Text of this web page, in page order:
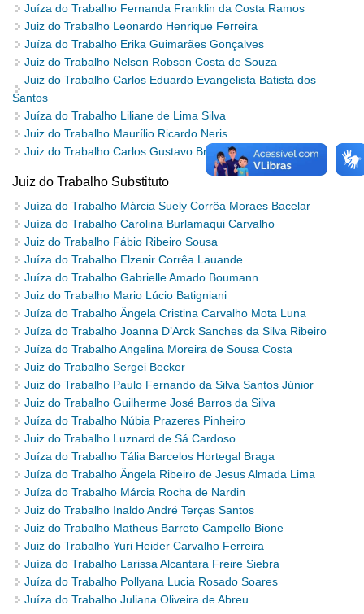
Juíza do Trabalho Fernanda Franklin da Costa Ramos
Juiz do Trabalho Leonardo Henrique Ferreira
Juíza do Trabalho Erika Guimarães Gonçalves
Juiz do Trabalho Nelson Robson Costa de Souza
Juiz do Trabalho Carlos Eduardo Evangelista Batista dos
Santos
Juíza do Trabalho Liliane de Lima Silva
Juiz do Trabalho Maurílio Ricardo Neris
Juiz do Trabalho Carlos Gustavo Brito Castro
Juiz do Trabalho Substituto
Juíza do Trabalho Márcia Suely Corrêa Moraes Bacelar
Juíza do Trabalho Carolina Burlamaqui Carvalho
Juiz do Trabalho Fábio Ribeiro Sousa
Juíza do Trabalho Elzenir Corrêa Lauande
Juíza do Trabalho Gabrielle Amado Boumann
Juiz do Trabalho Mario Lúcio Batigniani
Juíza do Trabalho Ângela Cristina Carvalho Mota Luna
Juíza do Trabalho Joanna D’Arck Sanches da Silva Ribeiro
Juíza do Trabalho Angelina Moreira de Sousa Costa
Juiz do Trabalho Sergei Becker
Juiz do Trabalho Paulo Fernando da Silva Santos Júnior
Juiz do Trabalho Guilherme José Barros da Silva
Juíza do Trabalho Núbia Prazeres Pinheiro
Juiz do Trabalho Luznard de Sá Cardoso
Juíza do Trabalho Tália Barcelos Hortegal Braga
Juíza do Trabalho Ângela Ribeiro de Jesus Almada Lima
Juíza do Trabalho Márcia Rocha de Nardin
Juiz do Trabalho Inaldo André Terças Santos
Juiz do Trabalho Matheus Barreto Campello Bione
Juiz do Trabalho Yuri Heider Carvalho Ferreira
Juíza do Trabalho Larissa Alcantara Freire Siebra
Juíza do Trabalho Pollyana Lucia Rosado Soares
Juíza do Trabalho Juliana Oliveira de Abreu.